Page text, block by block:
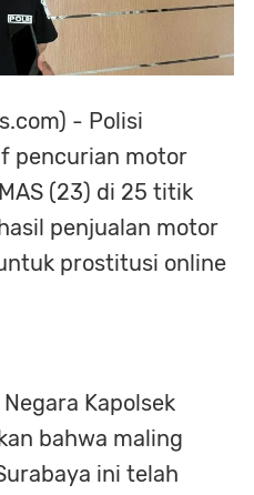
- Polisi
pencurian motor
(23) di 25 titik
penjualan motor
prostitusi online
Kapolsek
bahwa maling
ini telah